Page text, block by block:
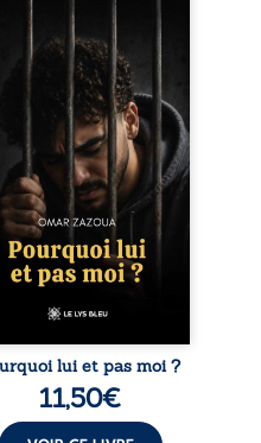
lui et pas moi ?
le parcours de l’auteur
par les mauvais choix,
et l’épreuve de
Mais il dévoile
les espoirs qui lui
de ne pas renoncer.
d’une histoire
ce témoignage
le destin, la
la résilience et
de se
malgré les
obstacles. Un ouvrage ...
lui et pas moi ?
11,50€